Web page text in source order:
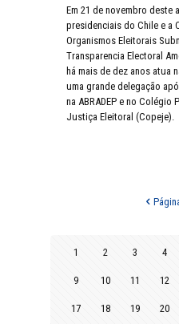
Em 21 de novembro deste
presidenciais do Chile e a
Organismos Eleitorais
Transparencia Electoral
há mais de dez anos atua
uma grande delegação
na ABRADEP e no
Justiça Eleitoral (Copeje).
1 2 3 4
9 10 11 12
17 18 19 20